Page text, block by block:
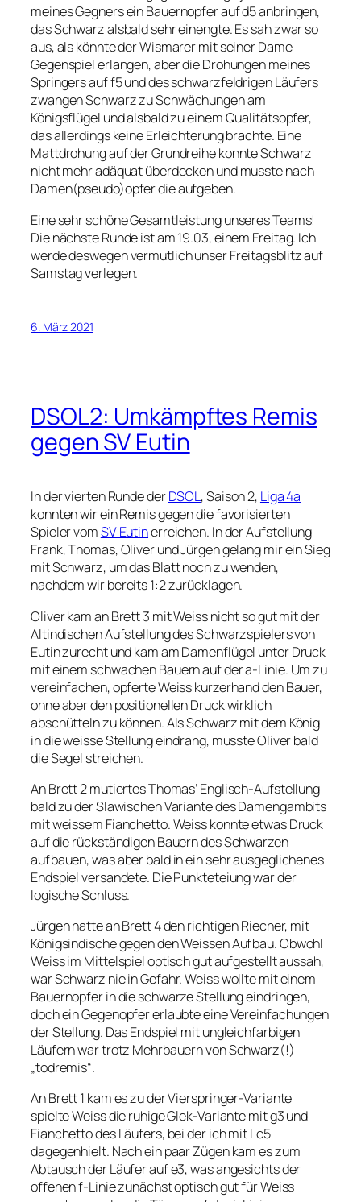
meines Gegners ein Bauernopfer auf d5 anbringen,
das Schwarz alsbald sehr einengte. Es sah zwar so
aus, als könnte der Wismarer mit seiner Dame
Gegenspiel erlangen, aber die Drohungen meines
Springers auf f5 und des schwarzfeldrigen Läufers
zwangen Schwarz zu Schwächungen am
Königsflügel und alsbald zu einem Qualitätsopfer,
das allerdings keine Erleichterung brachte. Eine
Mattdrohung auf der Grundreihe konnte Schwarz
nicht mehr adäquat überdecken und musste nach
Damen(pseudo)opfer die aufgeben.
Eine sehr schöne Gesamtleistung unseres Teams!
Die nächste Runde ist am 19.03, einem Freitag. Ich
werde deswegen vermutlich unser Freitagsblitz auf
Samstag verlegen.
6. März 2021
DSOL2: Umkämpftes Remis
gegen SV Eutin
In der vierten Runde derDSOL, Saison 2, Liga 4a
konnten wir ein Remis gegen die favorisierten
Spieler vomSV Eutinerreichen. In der Aufstellung
Frank, Thomas, Oliver und Jürgen gelang mir ein Sieg
mit Schwarz, um das Blatt noch zu wenden,
nachdem wir bereits 1:2 zurücklagen.
Oliver kam an Brett 3 mit Weiss nicht so gut mit der
Altindischen Aufstellung des Schwarzspielers von
Eutin zurecht und kam am Damenflügel unter Druck
mit einem schwachen Bauern auf der a-Linie. Um zu
vereinfachen, opferte Weiss kurzerhand den Bauer,
ohne aber den positionellen Druck wirklich
abschütteln zu können. Als Schwarz mit dem König
in die weisse Stellung eindrang, musste Oliver bald
die Segel streichen.
An Brett 2 mutiertes Thomas‘ Englisch-Aufstellung
bald zu der Slawischen Variante des Damengambits
mit weissem Fianchetto. Weiss konnte etwas Druck
auf die rückständigen Bauern des Schwarzen
aufbauen, was aber bald in ein sehr ausgeglichenes
Endspiel versandete. Die Punkteteiung war der
logische Schluss.
Jürgen hatte an Brett 4 den richtigen Riecher, mit
Königsindische gegen den Weissen Aufbau. Obwohl
Weiss im Mittelspiel optisch gut aufgestellt aussah,
war Schwarz nie in Gefahr. Weiss wollte mit einem
Bauernopfer in die schwarze Stellung eindringen,
doch ein Gegenopfer erlaubte eine Vereinfachungen
der Stellung. Das Endspiel mit ungleichfarbigen
Läufern war trotz Mehrbauern von Schwarz(!)
„todremis“.
An Brett 1 kam es zu der Vierspringer-Variante
spielte Weiss die ruhige Glek-Variante mit g3 und
Fianchetto des Läufers, bei der ich mit Lc5
dagegenhielt. Nach ein paar Zügen kam es zum
Abtausch der Läufer auf e3, was angesichts der
offenen f-Linie zunächst optisch gut für Weiss